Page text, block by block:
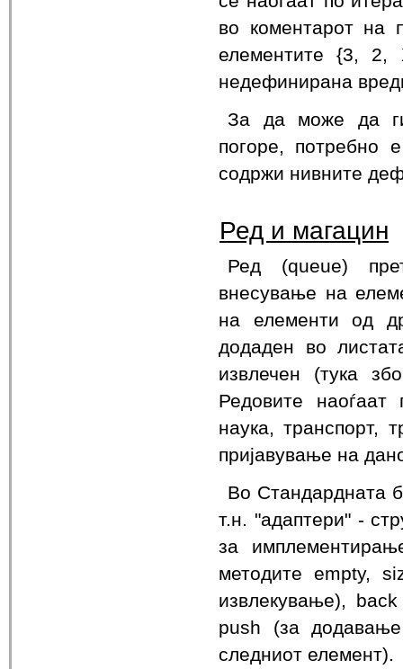
во коментарот на
елементите {3,
недефинирана
За да може да ги
погоре, потребно
содржи нивните
Ред и магацин
Ред (queue)
внесување на
на елементи од
додаден во
извлечен (тука
Редовите наоѓаат
наука, транспорт,
пријавување на
Во Стандардната
т.н. "адаптери" -
за
методите empty,
извлекување),
push (за
следниот елемент).